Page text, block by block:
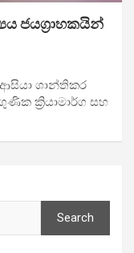
ජයග්‍රාහකයින්
ආසියා ශාන්තිකර
ක්‍රියාමාර්ග සහ
Search